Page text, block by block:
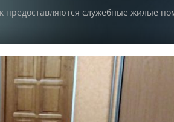
предоставляются служебные жилые